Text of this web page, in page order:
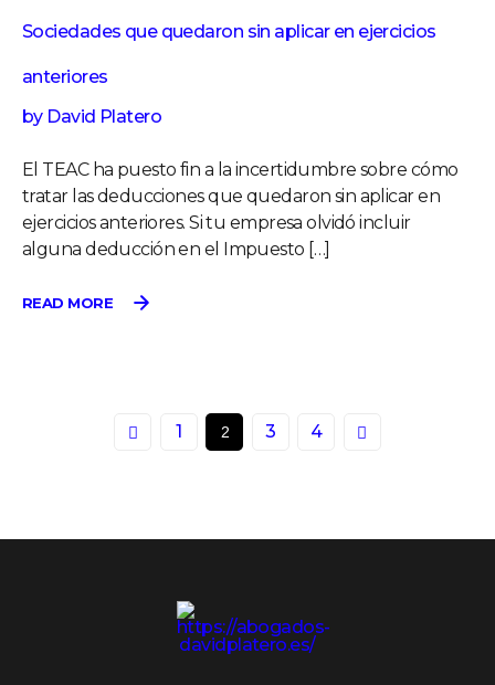
Sociedades que quedaron sin aplicar en ejercicios
anteriores
by David Platero
El TEAC ha puesto fin a la incertidumbre sobre cómo
tratar las deducciones que quedaron sin aplicar en
ejercicios anteriores. Si tu empresa olvidó incluir
alguna deducción en el Impuesto […]
READ MORE
1 2 3 4